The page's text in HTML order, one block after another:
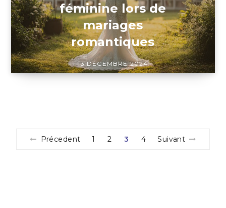
féminine lors de
mariages
romantiques
13 DÉCEMBRE 2024
Précedent 1 2 3 4 Suivant